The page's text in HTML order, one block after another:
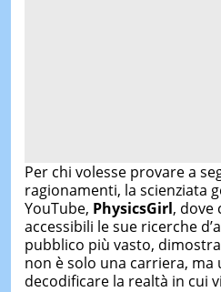
Per chi volesse provare a
ragionamenti, la scienziata
YouTube, PhysicsGirl, dove
accessibili le sue ricerche
pubblico più vasto,
non è solo una carriera, ma
decodificare la realtà in cui